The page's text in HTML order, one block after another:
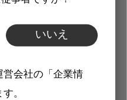
いいえ
営会社の「企業情
。
覧可能